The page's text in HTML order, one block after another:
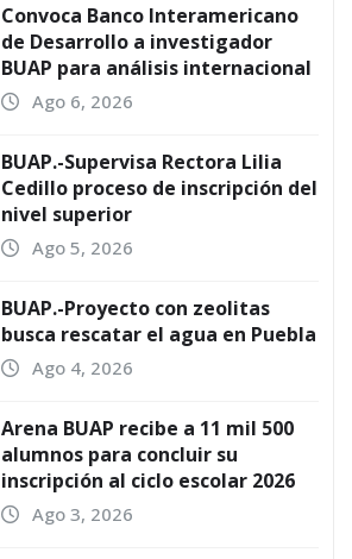
Convoca Banco Interamericano
de Desarrollo a investigador
BUAP para análisis internacional
Ago 6, 2026
BUAP.-Supervisa Rectora Lilia
Cedillo proceso de inscripción del
nivel superior
Ago 5, 2026
BUAP.-Proyecto con zeolitas
busca rescatar el agua en Puebla
Ago 4, 2026
Arena BUAP recibe a 11 mil 500
alumnos para concluir su
inscripción al ciclo escolar 2026
Ago 3, 2026